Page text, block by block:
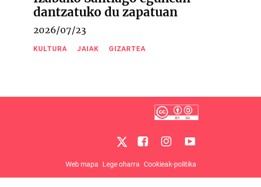
dantzatuko du zapatuan
2026/07/23
KULTURA JAIAK GIZARTEA
Web mapa Lege oharra Cookieak-politika